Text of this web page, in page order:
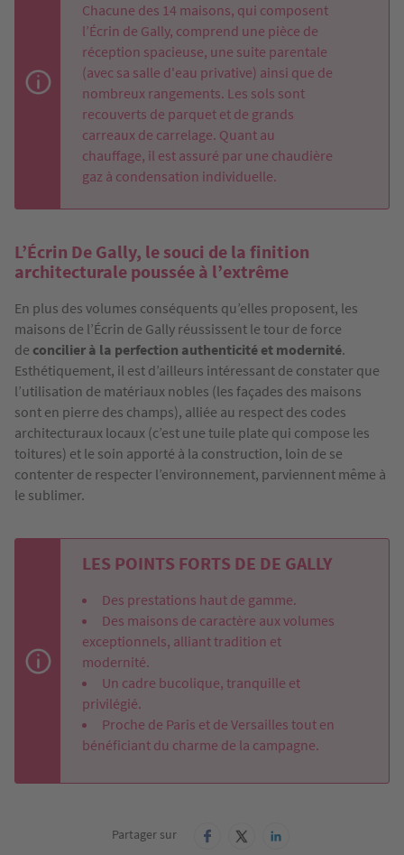
Chacune des 14 maisons, qui composent
l’Écrin de Gally, comprend une pièce de
réception spacieuse, une suite parentale
(avec sa salle d'eau privative) ainsi que de
nombreux rangements. Les sols sont
recouverts de parquet et de grands
carreaux de carrelage. Quant au
chauffage, il est assuré par une chaudière
gaz à condensation individuelle.
L’Écrin De Gally, le souci de la finition
architecturale poussée à l’extrême
En plus des volumes conséquents qu’elles proposent, les
maisons de l’Écrin de Gally réussissent le tour de force
de concilier à la perfection authenticité et modernité.
Esthétiquement, il est d’ailleurs intéressant de constater que
l’utilisation de matériaux nobles (les façades des maisons
sont en pierre des champs), alliée au respect des codes
architecturaux locaux (c’est une tuile plate qui compose les
toitures) et le soin apporté à la construction, loin de se
contenter de respecter l’environnement, parviennent même à
le sublimer.
LES POINTS FORTS DE DE GALLY
Des prestations haut de gamme.
Des maisons de caractère aux volumes
exceptionnels, alliant tradition et
modernité.
Un cadre bucolique, tranquille et
privilégié.
Proche de Paris et de Versailles tout en
bénéficiant du charme de la campagne.
Partager sur